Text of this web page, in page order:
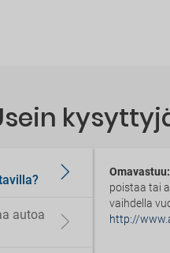
autoa
Omavastuu:
poistaa tai
vaihdella
http://